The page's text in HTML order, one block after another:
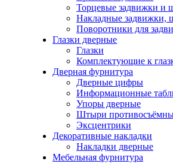
Торцевые задвижки и
Накладные задвижки,
Поворотники для
Глазки дверные
Глазки
Комплектующие к
Дверная фурнитура
Дверные цифры
Информационные
Упоры дверные
Штыри
Эксцентрики
Декоративные накладки
Накладки дверные
Мебельная фурнитура